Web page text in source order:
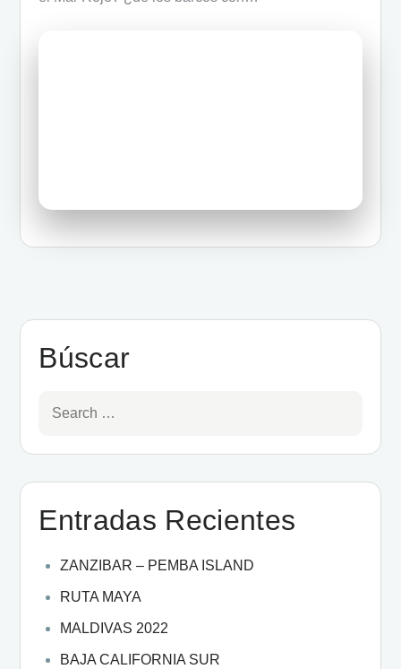
Búscar
Entradas Recientes
ZANZIBAR – PEMBA ISLAND
RUTA MAYA
MALDIVAS 2022
BAJA CALIFORNIA SUR